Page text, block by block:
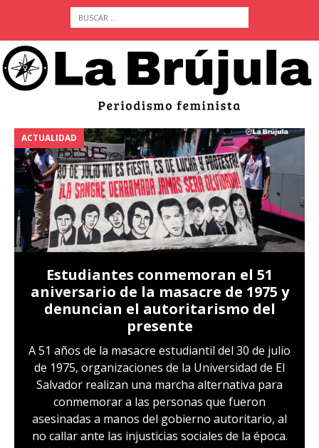
ACTUALIDAD
Estudiantes conmemoran el 51
aniversario de la masacre de 1975 y
denuncian el autoritarismo del
presente
A 51 años de la masacre estudiantil del 30 de julio
de 1975, organizaciones de la Universidad de El
Salvador realizan una marcha alternativa para
conmemorar a las personas que fueron
asesinadas a manos del gobierno autoritario, al
no callar ante las injusticias sociales de la época.